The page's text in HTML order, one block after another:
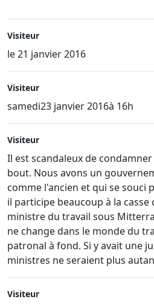
Visiteur
le 21 janvier 2016
Visiteur
samedi23 janvier 2016à 16h
Visiteur
Il est scandaleux de
bout. Nous avons un
comme l'ancien et qui se souci
il participe beaucoup à la casse
ministre du travail sous
ne change dans le monde du
patronal à fond. Si y avait une
ministres ne seraient plus
Visiteur